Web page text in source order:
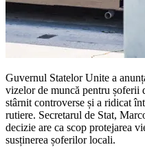
Guvernul Statelor Unite a
vizelor de muncă pentru șoferii
stârnit controverse și a ridicat
rutiere. Secretarul de Stat,
decizie are ca scop protejarea
susținerea șoferilor locali.